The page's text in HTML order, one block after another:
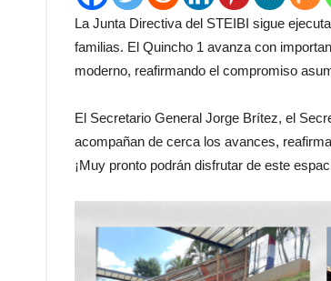
La Junta Directiva del STEIBI sigue
familias. El Quincho 1 avanza con
moderno, reafirmando el compromiso
El Secretario General Jorge Brítez, el
acompañan de cerca los avances,
¡Muy pronto podrán disfrutar de este